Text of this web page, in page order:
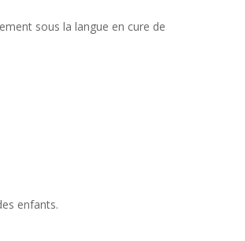
sous la langue en cure de
enfants.